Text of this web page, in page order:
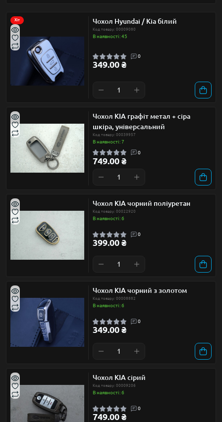
Хіт Чохол Hyundai / Kia білий
Код товару: 00009080
В наявності: 45
0
349.00 ₴
Чохол KIA графіт метал + сіра
шкіра, універсальний
Код товару: 00039957
В наявності: 7
0
749.00 ₴
Чохол KIA чорний поліуретан
Код товару: 00022920
В наявності: 6
0
399.00 ₴
Чохол KIA чорний з золотом
Код товару: 00008882
В наявності: 6
0
349.00 ₴
Чохол KIA сірий
Код товару: 00009206
В наявності: 6
0
749.00 ₴